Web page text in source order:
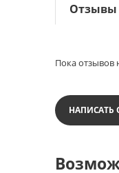
Отзывы
Пока отзывов
НАПИСАТЬ